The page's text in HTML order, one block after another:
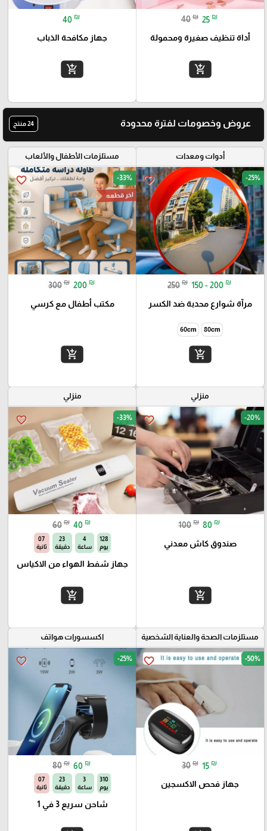
40 ₪ 25 ₪
أداة تنظيف صغيرة ومحمولة
add_shopping_cart
40 ₪
جهاز مكافحة الذباب
add_shopping_cart
عروض وخصومات لفترة محدودة 24 منتج
أدوات ومعدات
favorite_border -25%
250 ₪ 150 - 200 ₪
مرآة شوارع محدبة ضد الكسر
80cm
60cm
add_shopping_cart
مستلزمات الأطفال والألعاب
favorite_border -33%
اخر قطعه
300 ₪ 200 ₪
مكتب أطفال مع كرسي
add_shopping_cart
منزلي
favorite_border -20%
100 ₪ 80 ₪
صندوق كاش معدني
add_shopping_cart
منزلي
favorite_border -33%
60 ₪ 40 ₪
128
يوم
4
ساعة
23
دقيقة
05
ثانية
جهاز شفط الهواء من الاكياس
add_shopping_cart
مستلزمات الصحة والعناية الشخصية
favorite_border -50%
30 ₪ 15 ₪
جهاز فحص الاكسجين
اكسسورات هواتف
favorite_border -25%
80 ₪ 60 ₪
310
يوم
3
ساعة
23
دقيقة
05
ثانية
شاحن سريع 3 في 1